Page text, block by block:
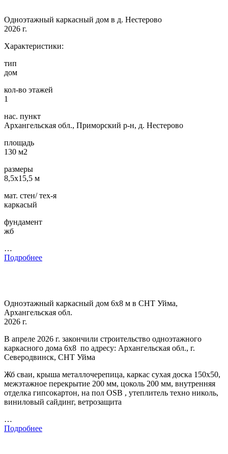
Одноэтажный каркасный дом в д. Нестерово
2026 г.
Характеристики:
тип
дом
кол-во этажей
1
нас. пункт
Архангельская обл., Приморский р-н, д. Нестерово
площадь
130 м2
размеры
8,5х15,5 м
мат. стен/ тех-я
каркасый
фундамент
жб
…
Подробнее
Одноэтажный каркасный дом 6х8 м в СНТ Уйма,
Архангельская обл.
2026 г.
В апреле 2026 г. закончили строительство одноэтажного
каркасного дома 6х8 по адресу: Архангельская обл., г.
Северодвинск, СНТ Уйма
Жб сваи, крыша металлочерепица, каркас сухая доска 150х50,
межэтажное перекрытие 200 мм, цоколь 200 мм, внутренняя
отделка гипсокартон, на пол OSB , утеплитель техно николь,
виниловый сайдинг, ветрозащита
…
Подробнее